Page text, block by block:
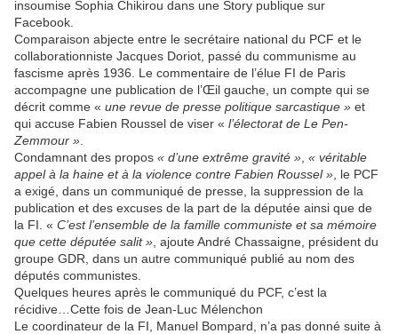
insoumise Sophia Chikirou dans une Story publique sur
Facebook.
Comparaison abjecte entre le secrétaire national du PCF et le
collaborationniste Jacques Doriot, passé du communisme au
fascisme après 1936. Le commentaire de l’élue FI de Paris
accompagne une publication de l’Œil gauche, un compte qui se
décrit comme « une revue de presse politique sarcastique » et
qui accuse Fabien Roussel de viser « l’électorat de Le Pen-
Zemmour »
Condamnant des propos « d’une extrême gravité » « véritable
appel à la haine et à la violence contre Fabien Roussel » , le PCF
a exigé, dans un communiqué de presse, la suppression de la
publication et des excuses de la part de la députée ainsi que de
la FI. « C’est l’ensemble de la famille communiste et sa mémoire
que cette députée salit » , ajoute André Chassaigne, président du
groupe GDR, dans un autre communiqué publié au nom des
députés communistes.
Quelques heures après le communiqué du PCF, c’est la
récidive…Cette fois de Jean-Luc Mélenchon
Le coordinateur de la FI, Manuel Bompard, n’a pas donné suite à